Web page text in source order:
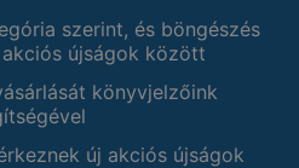
szerint, és böngészés
újságok között
könyvjelzőink
új akciós újságok